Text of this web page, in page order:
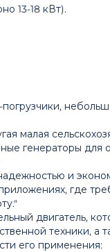
13-18 кВт).
малая
генераторы для
и
где
двигатель,
техники, а
его применения: